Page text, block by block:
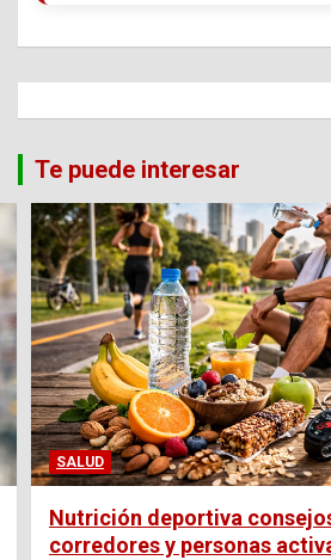
Te puede interesar
SALUD
Nutrición deportiva
corredores y personas